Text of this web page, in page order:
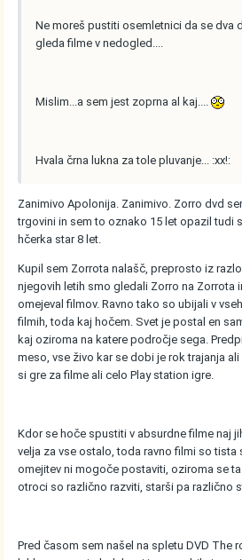
Ne moreš pustiti osemletnici da se dva
gleda filme v nedogled....
Mislim...a sem jest zoprna al kaj....
Hvala črna lukna za tole pluvanje... :xx!:
Zanimivo Apolonija. Zanimivo. Zorro dvd
trgovini in sem to oznako 15 let opazil tudi
hčerka star 8 let.
Kupil sem Zorrota nalašč, preprosto iz
njegovih letih smo gledali Zorro na Zorrota
omejeval filmov. Ravno tako so ubijali v
filmih, toda kaj hočem. Svet je postal en
kaj oziroma na katere področje sega.
meso, vse živo kar se dobi je rok trajanja
si gre za filme ali celo Play station igre.
Kdor se hoče spustiti v absurdne filme naj
velja za vse ostalo, toda ravno filmi so tista
omejitev ni mogoče postaviti, oziroma se
otroci so različno razviti, starši pa različno
Pred časom sem našel na spletu DVD The